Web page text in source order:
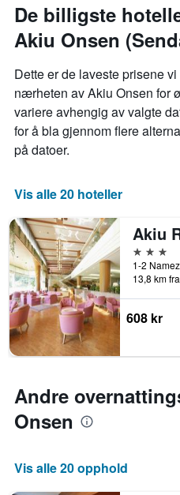
De billigste
Akiu Onsen
Dette er de laveste prisene
nærheten av Akiu Onsen for
variere avhengig av valgte
for å bla gjennom flere
på datoer.
Vis alle 20 hoteller
3
13,8 km
608 kr
Andre
Onsen
Vis alle 20 opphold